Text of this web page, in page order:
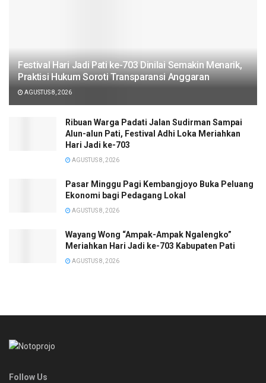
Festival Hari Jadi Pati ke-703 Dinilai Semakin Menarik,
Praktisi Hukum Soroti Transparansi Anggaran
AGUSTUS 8, 2026
Ribuan Warga Padati Jalan Sudirman Sampai
Alun-alun Pati, Festival Adhi Loka Meriahkan
Hari Jadi ke-703
AGUSTUS 8, 2026
Pasar Minggu Pagi Kembangjoyo Buka Peluang
Ekonomi bagi Pedagang Lokal
AGUSTUS 8, 2026
Wayang Wong “Ampak-Ampak Ngalengko”
Meriahkan Hari Jadi ke-703 Kabupaten Pati
AGUSTUS 8, 2026
Follow Us